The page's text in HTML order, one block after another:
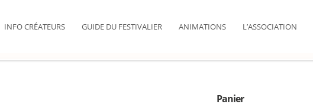
INFO CRÉATEURS GUIDE DU FESTIVALIER ANIMATIONS
L’ASSOCIATION
Panier